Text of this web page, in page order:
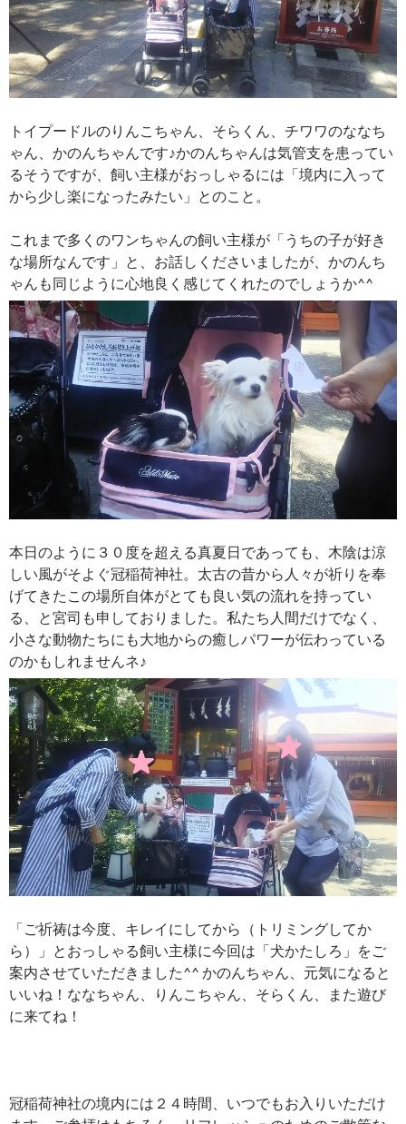
トイプードルのりんこちゃん、そらくん、チワワのななち
ゃん、かのんちゃんです♪かのんちゃんは気管支を患ってい
るそうですが、飼い主様がおっしゃるには「境内に入って
から少し楽になったみたい」とのこと。
これまで多くのワンちゃんの飼い主様が「うちの子が好き
な場所なんです」と、お話しくださいましたが、かのんち
ゃんも同じように心地良く感じてくれたのでしょうか^^
本日のように３０度を超える真夏日であっても、木陰は涼
しい風がそよぐ冠稲荷神社。太古の昔から人々が祈りを奉
げてきたこの場所自体がとても良い気の流れを持ってい
る、と宮司も申しておりました。私たち人間だけでなく、
小さな動物たちにも大地からの癒しパワーが伝わっている
のかもしれませんネ♪
「ご祈祷は今度、キレイにしてから（トリミングしてか
ら）」とおっしゃる飼い主様に今回は「犬かたしろ」をご
案内させていただきました^^ かのんちゃん、元気になると
いいね！ななちゃん、りんこちゃん、そらくん、また遊び
に来てね！
冠稲荷神社の境内には２４時間、いつでもお入りいただけ